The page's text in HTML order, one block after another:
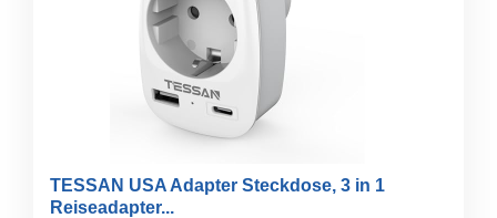
TESSAN USA Adapter Steckdose, 3 in 1
Reiseadapter...